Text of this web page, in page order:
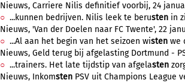
Nieuws, Carriere Nilis definitief voorbij, 24
...kunnen bedrijven. Nilis leek te berusten in
Nieuws, 'Van der Doelen naar FC Twente', 22
...Al aan het begin van het seizoen wisten we
Nieuws, Geld terug bij afgelasting Dortmund -
...trainers. Het late tijdstip van afgelasten
Nieuws, Inkomsten PSV uit Champions League